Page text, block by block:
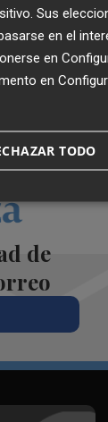
de
Sus
en el
en
en
TODO